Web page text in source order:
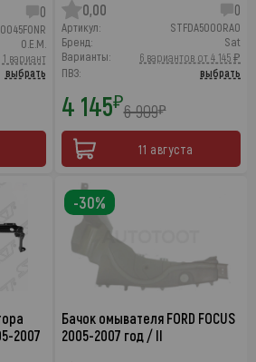
0
O.E.M.
1 вариант
выбрать
0,00
0
Артикул:
STFDA5000RA0
Бренд:
Sat
Варианты:
6 вариантов от 4 145 ₽
ПВЗ:
выбрать
4 145₽6 909₽
11 августа
2007
Бачок омывателя FORD FOCUS
2005-2007 год / II
-30%